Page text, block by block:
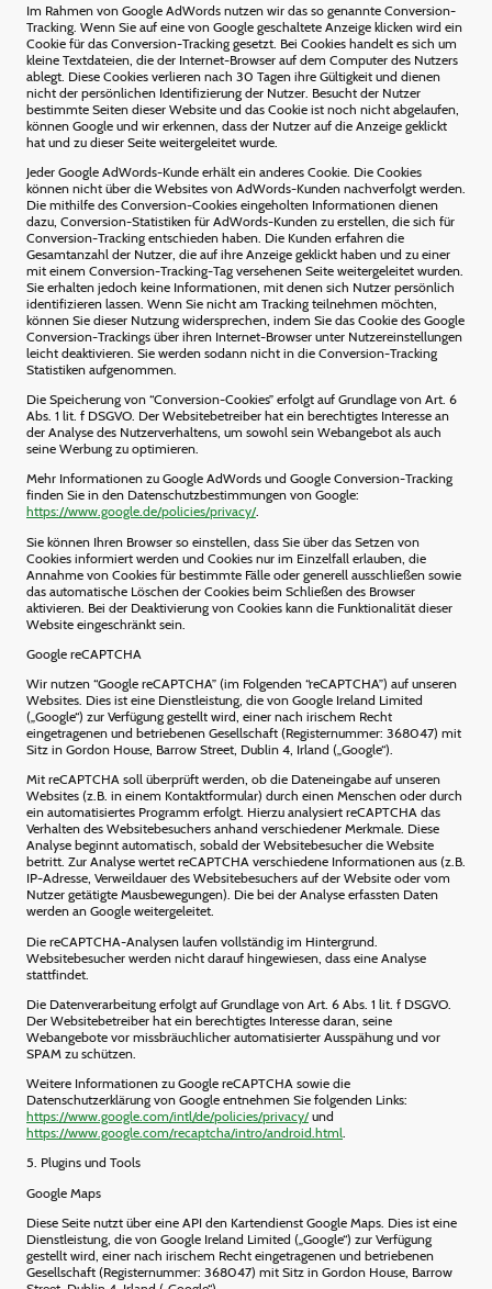
Im Rahmen von Google AdWords nutzen wir das so genannte Conversion-
Tracking. Wenn Sie auf eine von Google geschaltete Anzeige klicken wird ein
Cookie für das Conversion-Tracking gesetzt. Bei Cookies handelt es sich um
kleine Textdateien, die der Internet-Browser auf dem Computer des Nutzers
ablegt. Diese Cookies verlieren nach 30 Tagen ihre Gültigkeit und dienen
nicht der persönlichen Identifizierung der Nutzer. Besucht der Nutzer
bestimmte Seiten dieser Website und das Cookie ist noch nicht abgelaufen,
können Google und wir erkennen, dass der Nutzer auf die Anzeige geklickt
hat und zu dieser Seite weitergeleitet wurde.
Jeder Google AdWords-Kunde erhält ein anderes Cookie. Die Cookies
können nicht über die Websites von AdWords-Kunden nachverfolgt werden.
Die mithilfe des Conversion-Cookies eingeholten Informationen dienen
dazu, Conversion-Statistiken für AdWords-Kunden zu erstellen, die sich für
Conversion-Tracking entschieden haben. Die Kunden erfahren die
Gesamtanzahl der Nutzer, die auf ihre Anzeige geklickt haben und zu einer
mit einem Conversion-Tracking-Tag versehenen Seite weitergeleitet wurden.
Sie erhalten jedoch keine Informationen, mit denen sich Nutzer persönlich
identifizieren lassen. Wenn Sie nicht am Tracking teilnehmen möchten,
können Sie dieser Nutzung widersprechen, indem Sie das Cookie des Google
Conversion-Trackings über ihren Internet-Browser unter Nutzereinstellungen
leicht deaktivieren. Sie werden sodann nicht in die Conversion-Tracking
Statistiken aufgenommen.
Die Speicherung von “Conversion-Cookies” erfolgt auf Grundlage von Art. 6
Abs. 1 lit. f DSGVO. Der Websitebetreiber hat ein berechtigtes Interesse an
der Analyse des Nutzerverhaltens, um sowohl sein Webangebot als auch
seine Werbung zu optimieren.
Mehr Informationen zu Google AdWords und Google Conversion-Tracking
finden Sie in den Datenschutzbestimmungen von Google:
https://www.google.de/policies/privacy/.
Sie können Ihren Browser so einstellen, dass Sie über das Setzen von
Cookies informiert werden und Cookies nur im Einzelfall erlauben, die
Annahme von Cookies für bestimmte Fälle oder generell ausschließen sowie
das automatische Löschen der Cookies beim Schließen des Browser
aktivieren. Bei der Deaktivierung von Cookies kann die Funktionalität dieser
Website eingeschränkt sein.
Google reCAPTCHA
Wir nutzen “Google reCAPTCHA” (im Folgenden “reCAPTCHA”) auf unseren
Websites. Dies ist eine Dienstleistung, die von Google Ireland Limited
(„Google“) zur Verfügung gestellt wird, einer nach irischem Recht
eingetragenen und betriebenen Gesellschaft (Registernummer: 368047) mit
Sitz in Gordon House, Barrow Street, Dublin 4, Irland („Google“).
Mit reCAPTCHA soll überprüft werden, ob die Dateneingabe auf unseren
Websites (z.B. in einem Kontaktformular) durch einen Menschen oder durch
ein automatisiertes Programm erfolgt. Hierzu analysiert reCAPTCHA das
Verhalten des Websitebesuchers anhand verschiedener Merkmale. Diese
Analyse beginnt automatisch, sobald der Websitebesucher die Website
betritt. Zur Analyse wertet reCAPTCHA verschiedene Informationen aus (z.B.
IP-Adresse, Verweildauer des Websitebesuchers auf der Website oder vom
Nutzer getätigte Mausbewegungen). Die bei der Analyse erfassten Daten
werden an Google weitergeleitet.
Die reCAPTCHA-Analysen laufen vollständig im Hintergrund.
Websitebesucher werden nicht darauf hingewiesen, dass eine Analyse
stattfindet.
Die Datenverarbeitung erfolgt auf Grundlage von Art. 6 Abs. 1 lit. f DSGVO.
Der Websitebetreiber hat ein berechtigtes Interesse daran, seine
Webangebote vor missbräuchlicher automatisierter Ausspähung und vor
SPAM zu schützen.
Weitere Informationen zu Google reCAPTCHA sowie die
Datenschutzerklärung von Google entnehmen Sie folgenden Links:
https://www.google.com/intl/de/policies/privacy/und
https://www.google.com/recaptcha/intro/android.html.
5. Plugins und Tools
Google Maps
Diese Seite nutzt über eine API den Kartendienst Google Maps. Dies ist eine
Dienstleistung, die von Google Ireland Limited („Google“) zur Verfügung
gestellt wird, einer nach irischem Recht eingetragenen und betriebenen
Gesellschaft (Registernummer: 368047) mit Sitz in Gordon House, Barrow